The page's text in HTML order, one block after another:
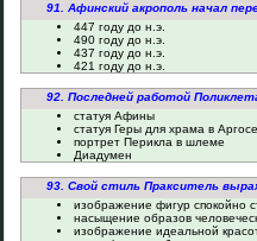
91. Афинский акрополь начал
447 году до н.э.
490 году до н.э.
437 году до н.э.
421 году до н.э.
92. Последней работой
статуя Афины
статуя Геры для храма в Аргосе
портрет Перикла в шлеме
Диадумен
93. Свой стиль Пракситель
изображение фигур спокойно
насыщение образов
изображение идеальной